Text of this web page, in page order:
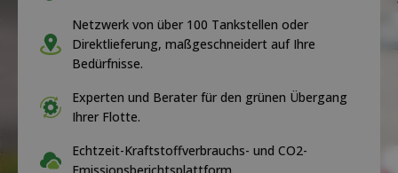
Netzwerk von über 100 Tankstellen oder
Direktlieferung, maßgeschneidert auf Ihre
Bedürfnisse.
Experten und Berater für den grünen Übergang
Ihrer Flotte.
Echtzeit-Kraftstoffverbrauchs- und CO2-